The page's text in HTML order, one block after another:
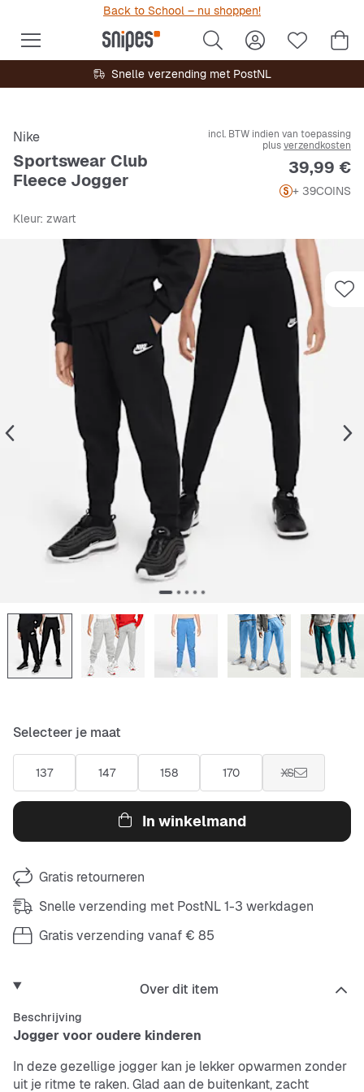
Back to School – nu shoppen!
Snelle verzending met PostNL
Nike
Sportswear Club
Fleece Jogger
incl. BTW indien van toepassing
plusverzendkosten
Prijs
39,99 €
+ 39COINS
Kleur: zwart
Selecteer je maat
137 147 158 170 XS
In winkelmand
Gratis retourneren
Snelle verzending met PostNL 1-3 werkdagen
Gratis verzending vanaf € 85
Over dit item
Beschrijving
Jogger voor oudere kinderen
In deze gezellige jogger kan je lekker opwarmen zonder
uit je ritme te raken. Glad aan de buitenkant, zacht